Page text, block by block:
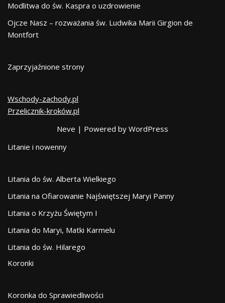
Modlitwa do św. Kaspra o uzdrowienie
Ojcze Nasz – rozważania św. Ludwika Marii Girgion de
Montfort
Zaprzyjaźnione strony
Wschody-zachody.pl
Przelicznik-kroków.pl
Neve | Powered by WordPress
Litanie i nowenny
Litania do św. Alberta Wielkiego
Litania na Ofiarowanie Najświętszej Maryi Panny
Litania o Krzyżu Świętym I
Litania do Maryi, Matki Karmelu
Litania do św. Hilarego
Koronki
Koronka do Sprawiedliwości